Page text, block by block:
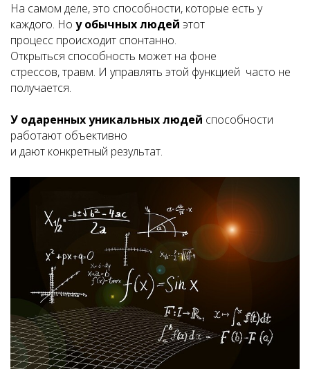
На самом деле, это способности, которые есть у
каждого. Но у обычных людей этот
процесс происходит спонтанно.
Открыться способность может на фоне
стрессов, травм. И управлять этой функцией часто не
получается.
У одаренных уникальных людей способности
работают объективно
и дают конкретный результат.